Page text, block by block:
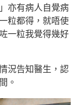
亦有病人自覺病
粒都得，就唔使
一粒我覺得幾好
況告知醫生，認
。